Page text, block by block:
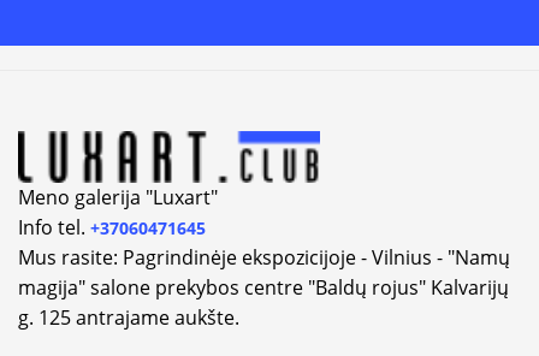
Meno galerija "Luxart"
Info tel. +37060471645
Mus rasite: Pagrindinėje ekspozicijoje - Vilnius - "Namų
magija" salone prekybos centre "Baldų rojus" Kalvarijų
g. 125 antrajame aukšte.